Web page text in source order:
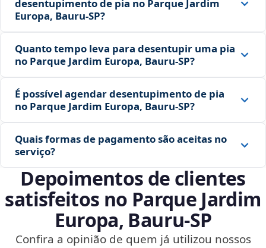
desentupimento de pia no Parque Jardim
Europa, Bauru‑SP?
Quanto tempo leva para desentupir uma pia
no Parque Jardim Europa, Bauru‑SP?
É possível agendar desentupimento de pia
no Parque Jardim Europa, Bauru‑SP?
Quais formas de pagamento são aceitas no
serviço?
Depoimentos de clientes
satisfeitos no Parque Jardim
Europa, Bauru‑SP
Confira a opinião de quem já utilizou nossos